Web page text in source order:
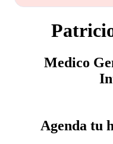
Medico
Agenda tu